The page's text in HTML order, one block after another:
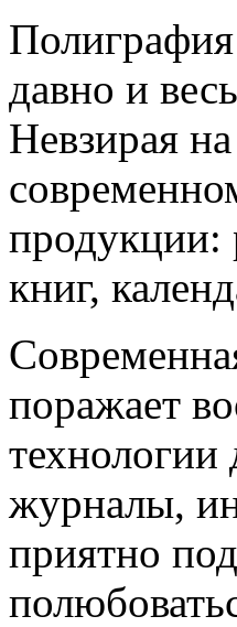
давно и
Невзирая
продукции:
книг,
поражает
технологии
журналы,
приятно